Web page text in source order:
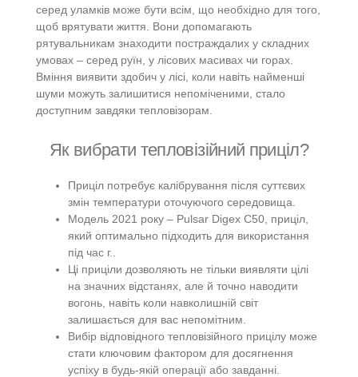
серед уламків може бути всім, що необхідно для того,
щоб врятувати життя. Вони допомагають
рятувальникам знаходити постраждалих у складних
умовах – серед руїн, у лісових масивах чи горах.
Вміння виявити здобич у лісі, коли навіть найменші
шуми можуть залишитися непоміченими, стало
доступним завдяки тепловізорам.
Як вибрати тепловізійний приціл?
Приціл потребує калібрування після суттєвих
змін температури оточуючого середовища.
Модель 2021 року – Pulsar Digex C50, приціл,
який оптимально підходить для використання
під час г..
Ці приціли дозволяють не тільки виявляти цілі
на значних відстанях, але й точно наводити
вогонь, навіть коли навколишній світ
залишається для вас непомітним.
Вибір відповідного тепловізійного прицілу може
стати ключовим фактором для досягнення
успіху в будь-якій операції або завданні.